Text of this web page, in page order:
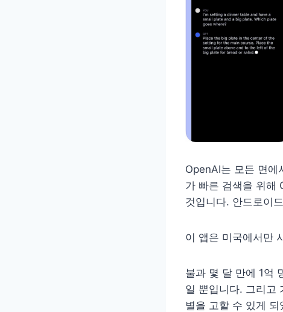
OpenAI는 모든 면에
가 빠른 검색을 위해
것입니다. 안드로이
이 앱은 미국에서만
불과 몇 달 만에 1억
일 뿐입니다. 그리고
별을 고할 수 있게